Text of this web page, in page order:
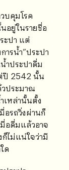
บคุมโรค
อยู่ในรายชื่อ
ะปา แต่
ารน้ำ”ประปา
ำประปาดื่ม
ปี 2542 นั้น
ประมาณ
หล่านั้นตั้ง
อรถวิ่งผ่านก็
อดื่มแล้วอาจ
ไม่แน่ใจว่ามี
ด